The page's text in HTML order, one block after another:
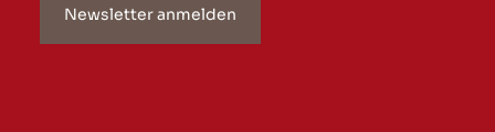
Newsletter anmelden